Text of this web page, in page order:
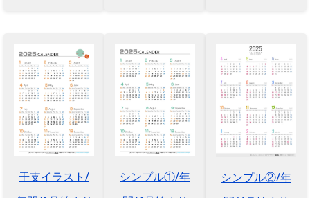
干支イラスト/
シンプル①/年
シンプル②/年